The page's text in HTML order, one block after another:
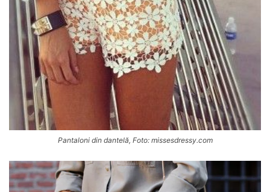
Pantaloni din dantelă, Foto: missesdressy.com